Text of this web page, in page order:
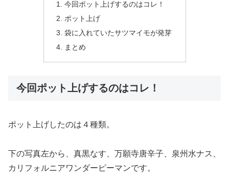
今回ポット上げするのはコレ！
ポット上げ
袋に入れていたサツマイモが発芽
まとめ
今回ポット上げするのはコレ！
ポット上げしたのは４種類。
下の写真左から、真黒なす、万願寺唐辛子、泉州水ナス、
カリフォルニアワンダーピーマンです。